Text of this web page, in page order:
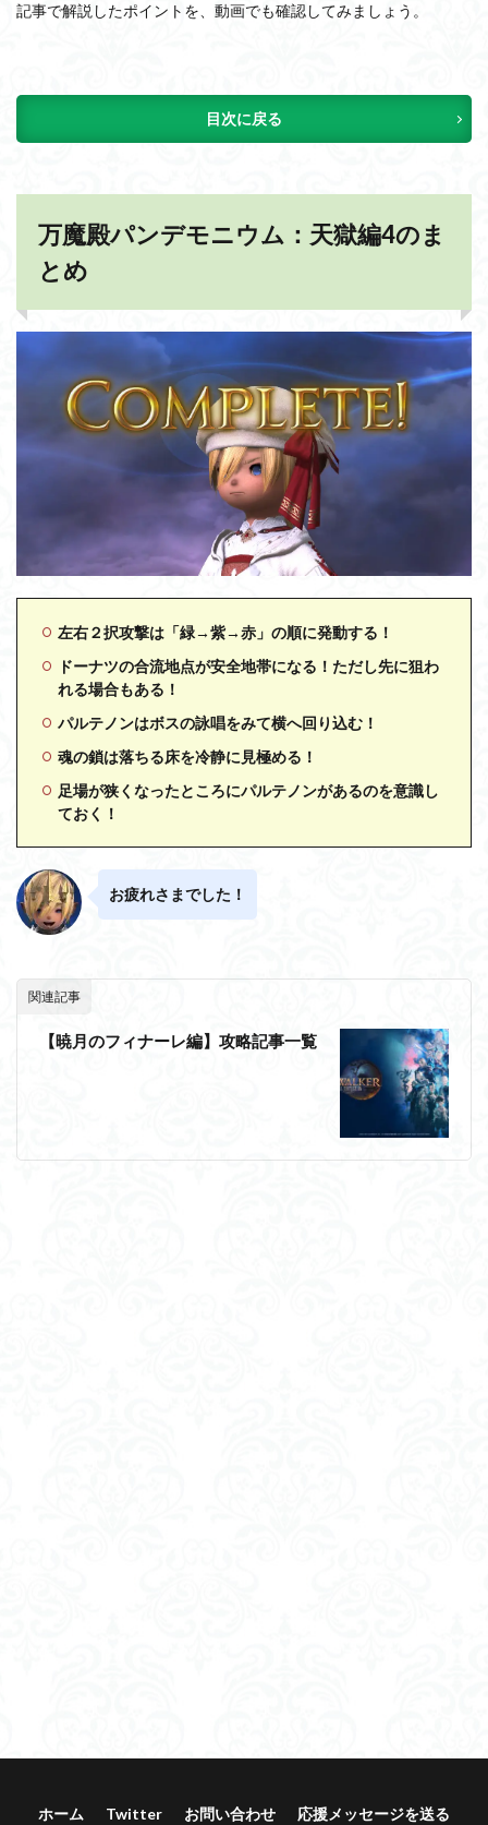
記事で解説したポイントを、動画でも確認してみましょう。
目次に戻る
万魔殿パンデモニウム：天獄編4のま
とめ
左右２択攻撃は「緑→紫→赤」の順に発動する！
ドーナツの合流地点が安全地帯になる！ただし先に狙わ
れる場合もある！
パルテノンはボスの詠唱をみて横へ回り込む！
魂の鎖は落ちる床を冷静に見極める！
足場が狭くなったところにパルテノンがあるのを意識し
ておく！
お疲れさまでした！
関連記事
【暁月のフィナーレ編】攻略記事一覧
ホーム Twitter お問い合わせ 応援メッセージを送る